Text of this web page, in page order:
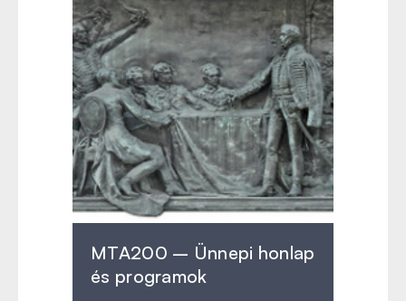
MTA200 – Ünnepi honlap
és programok